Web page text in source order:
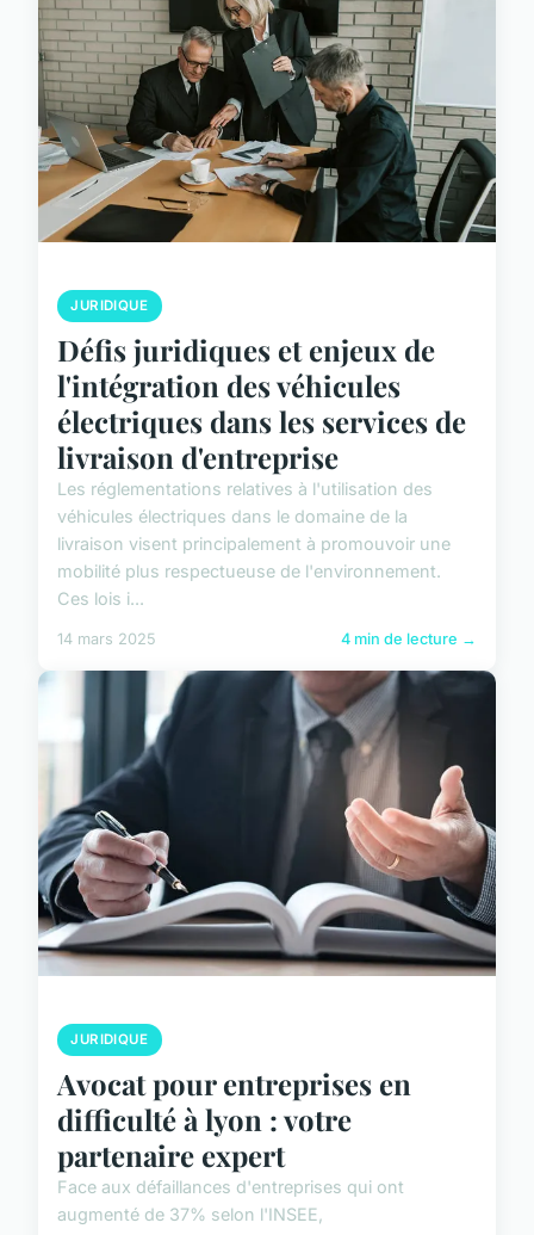
JURIDIQUE
Défis juridiques et enjeux de
l'intégration des véhicules
électriques dans les services de
livraison d'entreprise
Les réglementations relatives à l'utilisation des
véhicules électriques dans le domaine de la
livraison visent principalement à promouvoir une
mobilité plus respectueuse de l'environnement.
Ces lois i...
14 mars 2025 4 min de lecture →
JURIDIQUE
Avocat pour entreprises en
difficulté à lyon : votre
partenaire expert
Face aux défaillances d'entreprises qui ont
augmenté de 37% selon l'INSEE,